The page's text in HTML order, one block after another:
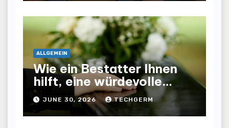
ALLGEMEIN
Wie ein Bestatter Ihnen
hilft, eine würdevolle
Abschiednahme für Ihre
Liebsten zu gestalten
JUNE 30, 2026 TECHGERM